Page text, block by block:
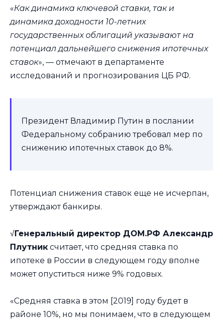
«Как динамика ключевой ставки, так и
динамика доходности 10-летних
государственных облигаций указывают на
потенциал дальнейшего снижения ипотечных
ставок», — отмечают в департаменте
исследований и прогнозирования ЦБ РФ.
Президент Владимир Путин в послании
Федеральному собранию требовал мер по
снижению ипотечных ставок до 8%.
Потенциал снижения ставок еще не исчерпан,
утверждают банкиры.
√Генеральный директор ДОМ.РФ Александр
Плутник считает, что средняя ставка по
ипотеке в России в следующем году вполне
может опуститься ниже 9% годовых.
«Средняя ставка в этом [2019] году будет в
районе 10%, но мы понимаем, что в следующем